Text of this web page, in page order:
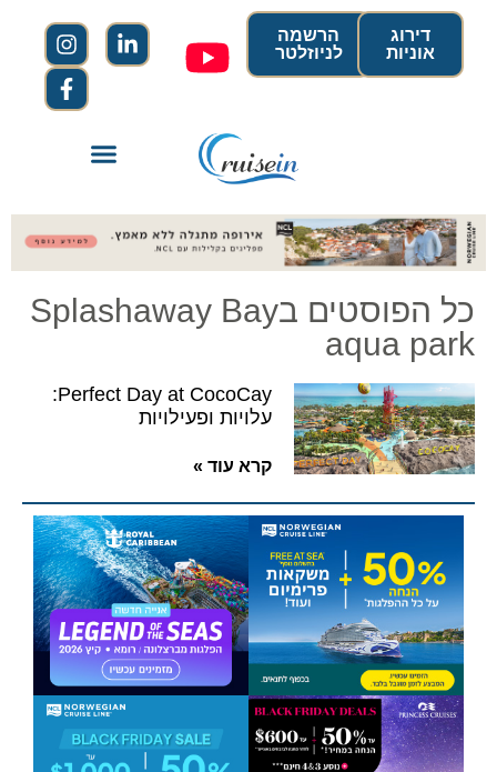
הרשמה
לניוזלטר
דירוג
אוניות
כל הפוסטים בSplashaway Bay
aqua park
Perfect Day at CocoCay:
עלויות ופעילויות
קרא עוד »